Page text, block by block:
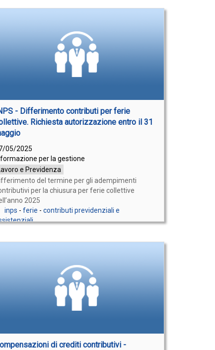
- Differimento contributi per ferie
Richiesta autorizzazione entro il 31
05/2025
per la gestione
e Previdenza
del termine per gli adempimenti
per la chiusura per ferie collettive
2025
inps -ferie -contributi previdenziali e
di crediti contributivi -